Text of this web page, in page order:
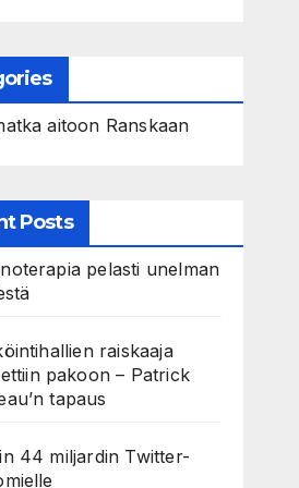
aitoon Ranskaan
Posts
pelasti unelman
raiskaaja
pakoon – Patrick
tapaus
44 miljardin Twitter-